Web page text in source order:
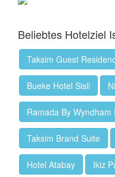
Beliebtes Hotelziel
Taksim Guest
Bueke Hotel Sisli
Ramada By
Taksim Brand Suite
Hotel Atabay Ikiz